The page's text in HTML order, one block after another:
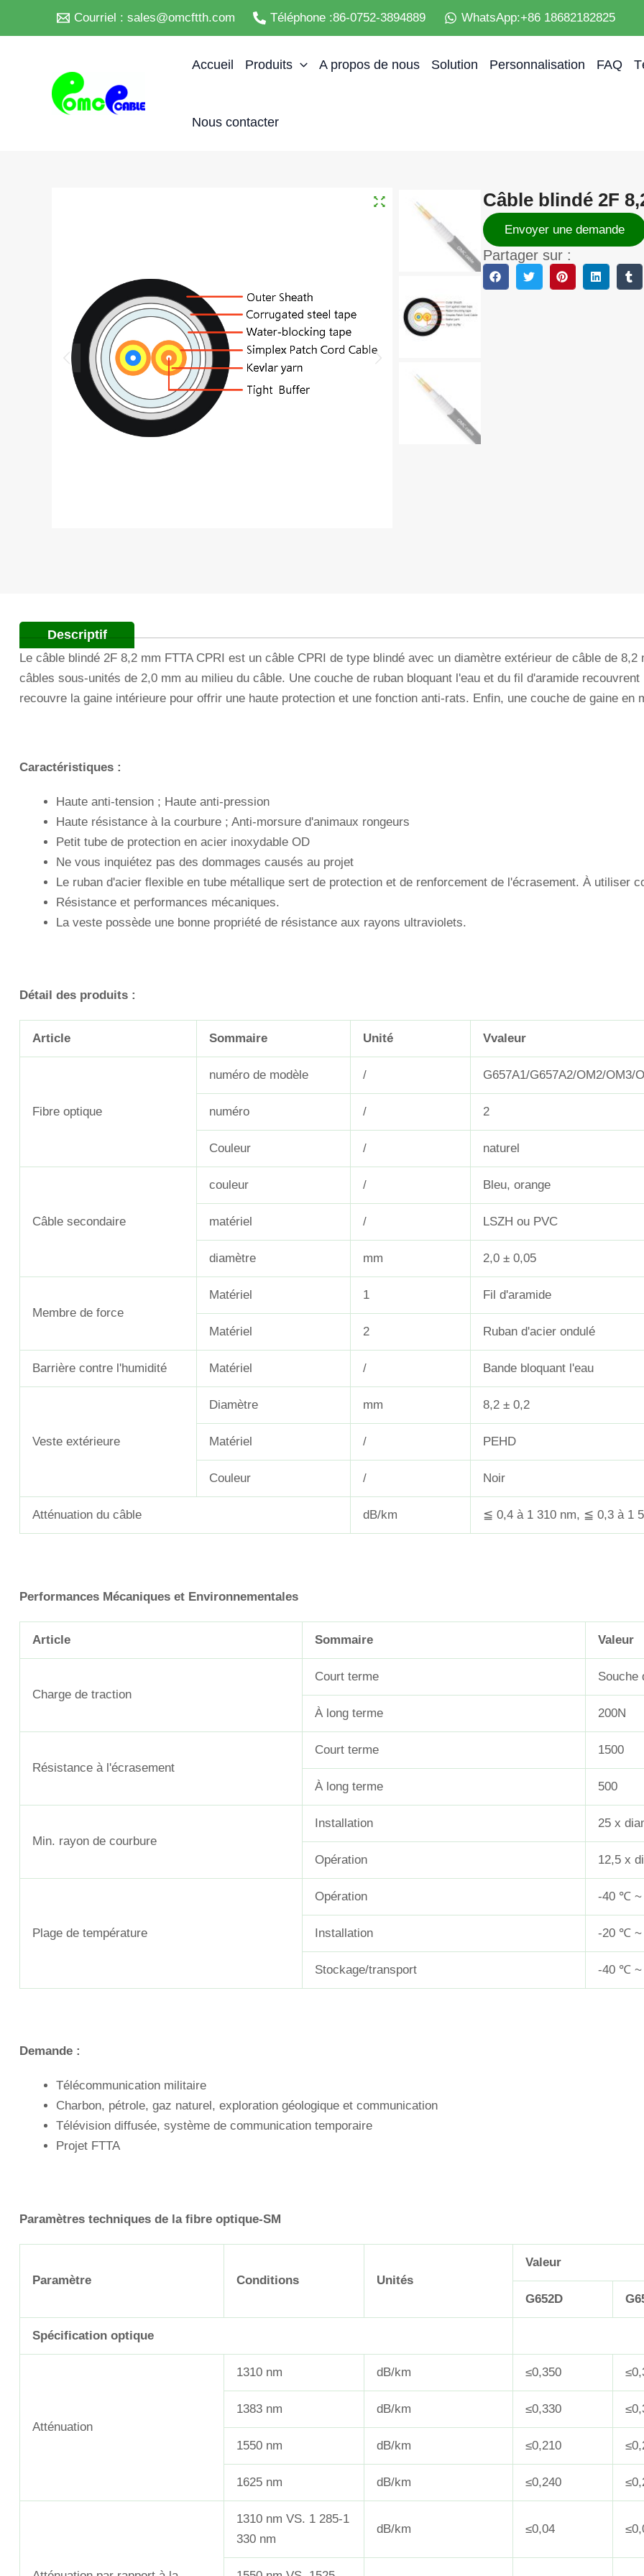
Courriel : sales@omcftth.com Téléphone :86-0752-3894889 WhatsApp:+86 18682182825
Accueil Produits A propos de nous Solution Personnalisation FAQ
Nous contacter
Câble blindé 2F
Envoyer une demande
Partager sur :
Descriptif
Le câble blindé 2F 8,2 mm FTTA CPRI est un câble CPRI de type blindé avec un diamètre extérieur de câble de
câbles sous-unités de 2,0 mm au milieu du câble. Une couche de ruban bloquant l'eau et du fil d'aramide
recouvre la gaine intérieure pour offrir une haute protection et une fonction anti-rats. Enfin, une couche de gaine en
Caractéristiques :
Haute anti-tension ; Haute anti-pression
Haute résistance à la courbure ; Anti-morsure d'animaux rongeurs
Petit tube de protection en acier inoxydable OD
Ne vous inquiétez pas des dommages causés au projet
Le ruban d'acier flexible en tube métallique sert de protection et de renforcement de l'écrasement. À utiliser
Résistance et performances mécaniques.
La veste possède une bonne propriété de résistance aux rayons ultraviolets.
Détail des produits :
Article Sommaire Unité Vvaleur
Fibre optique
numéro de modèle / G657A1/G657A2/OM2/OM3/
numéro / 2
Couleur / naturel
Câble secondaire
couleur / Bleu, orange
matériel / LSZH ou PVC
diamètre mm 2,0 ± 0,05
Membre de force
Matériel 1 Fil d'aramide
Matériel 2 Ruban d'acier ondulé
Barrière contre l'humidité Matériel / Bande bloquant l'eau
Veste extérieure
Diamètre mm 8,2 ± 0,2
Matériel / PEHD
Couleur / Noir
Atténuation du câble dB/km ≦ 0,4 à 1 310 nm, ≦ 0,3 à 1
Performances Mécaniques et Environnementales
Article Sommaire Valeur
Charge de traction
Court terme Souche
À long terme 200N
Résistance à l'écrasement
Court terme 1500
À long terme 500
Min. rayon de courbure
Installation 25 x
Opération 12,5 x
Plage de température
Opération -40 ℃
Installation -20 ℃
Stockage/transport -40 ℃
Demande :
Télécommunication militaire
Charbon, pétrole, gaz naturel, exploration géologique et communication
Télévision diffusée, système de communication temporaire
Projet FTTA
Paramètres techniques de la fibre optique-SM
Paramètre Conditions Unités
Valeur
G652D
Spécification optique
Atténuation
1310 nm dB/km ≤0,350
1383 nm dB/km ≤0,330
1550 nm dB/km ≤0,210
1625 nm dB/km ≤0,240
1310 nm VS. 1 285-1
330 nm
dB/km ≤0,04